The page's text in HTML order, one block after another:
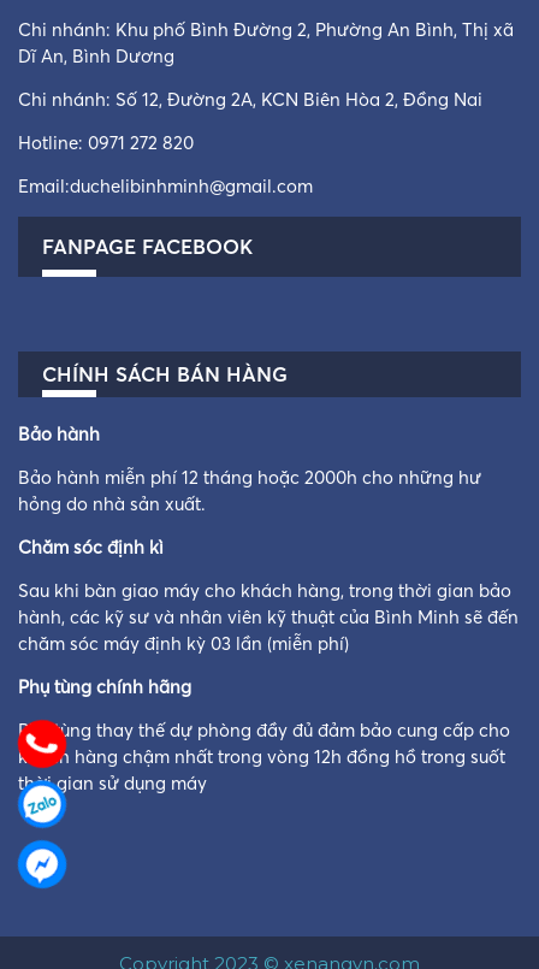
Chi nhánh: Khu phố Bình Đường 2, Phường An Bình, Thị xã
Dĩ An, Bình Dương
Chi nhánh: Số 12, Đường 2A, KCN Biên Hòa 2, Đồng Nai
Hotline: 0971 272 820
Email:duchelibinhminh@gmail.com
FANPAGE FACEBOOK
CHÍNH SÁCH BÁN HÀNG
Bảo hành
Bảo hành miễn phí 12 tháng hoặc 2000h cho những hư
hỏng do nhà sản xuất.
Chăm sóc định kì
Sau khi bàn giao máy cho khách hàng, trong thời gian bảo
hành, các kỹ sư và nhân viên kỹ thuật của Bình Minh sẽ đến
chăm sóc máy định kỳ 03 lần (miễn phí)
Phụ tùng chính hãng
Phụ tùng thay thế dự phòng đầy đủ đảm bảo cung cấp cho
khách hàng chậm nhất trong vòng 12h đồng hồ trong suốt
thời gian sử dụng máy
Copyright 2023 © xenangvn.com